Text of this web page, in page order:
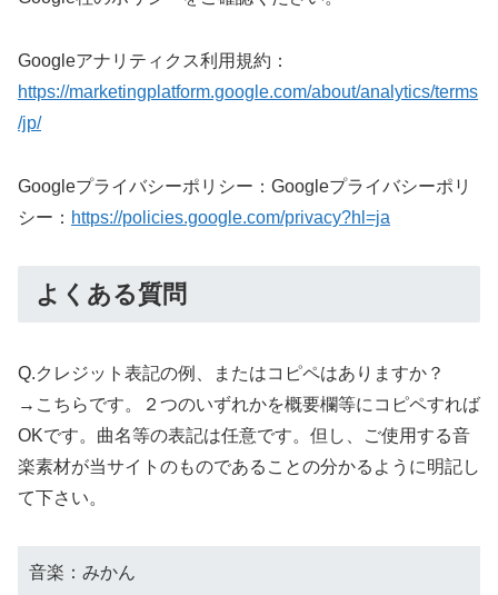
Googleアナリティクス利用規約：
https://marketingplatform.google.com/about/analytics/terms
/jp/
Googleプライバシーポリシー：Googleプライバシーポリ
シー： https://policies.google.com/privacy?hl=ja
よくある質問
Q.クレジット表記の例、またはコピペはありますか？
→こちらです。２つのいずれかを概要欄等にコピペすれば
OKです。曲名等の表記は任意です。但し、ご使用する音
楽素材が当サイトのものであることの分かるように明記し
て下さい。
音楽：みかん